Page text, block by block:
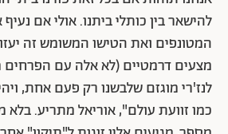
להישאר בין כותלי ביתנו. אולי אם
המטונפים ואת הטישו המשומש זה
מצעים דרמטיים (לא אלה עם הפרחים
לנז'רי מוגזם שלבשנו רק פעם אחת,
כמו זוועת עולם", אוריאל מתריע.